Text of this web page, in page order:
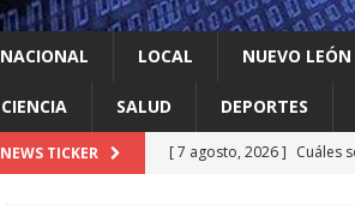
NACIONAL LOCAL NUEVO LEÓN
CIENCIA SALUD DEPORTES
NEWS TICKER [ 7 agosto, 2026 ] Cuáles